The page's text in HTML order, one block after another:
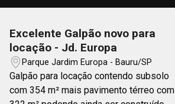
Excelente Galpão novo para
locação - Jd. Europa
Parque Jardim Europa - Bauru/SP
Galpão para locação contendo subsolo
com 354 m² mais pavimento térreo com